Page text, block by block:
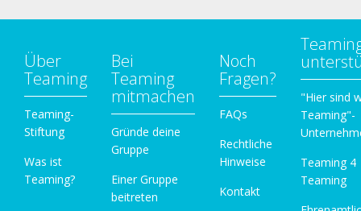
Über
Teaming
Teaming-
Stiftung
Was ist
Teaming?
Bei
Teaming
mitmachen
Gründe deine
Gruppe
Einer Gruppe
beitreten
Noch
Fragen?
FAQs
Rechtliche
Hinweise
Kontakt
"Hier sind
Teaming"-
Teaming 4
Teaming